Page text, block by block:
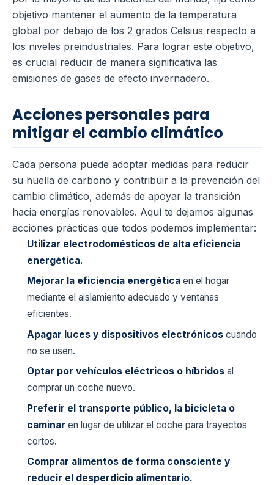
objetivo mantener el aumento de la temperatura
global por debajo de los 2 grados Celsius respecto a
los niveles preindustriales. Para lograr este objetivo,
es crucial reducir de manera significativa las
emisiones de gases de efecto invernadero.
Acciones personales para
mitigar el cambio climático
Cada persona puede adoptar medidas para reducir
su huella de carbono y contribuir a la prevención del
cambio climático, además de apoyar la transición
hacia energías renovables. Aquí te dejamos algunas
acciones prácticas que todos podemos implementar:
Utilizar electrodomésticos de alta eficiencia
energética.
Mejorar la eficiencia energética en el hogar
mediante el aislamiento adecuado y ventanas
eficientes.
Apagar luces y dispositivos electrónicos cuando
no se usen.
Optar por vehículos eléctricos o híbridos al
comprar un coche nuevo.
Preferir el transporte público, la bicicleta o
caminar en lugar de utilizar el coche para trayectos
cortos.
Comprar alimentos de forma consciente y
reducir el desperdicio alimentario.